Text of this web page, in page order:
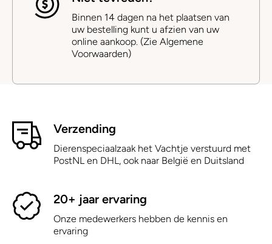
Binnen 14 dagen na het plaatsen van
uw bestelling kunt u afzien van uw
online aankoop. (Zie Algemene
Voorwaarden)
Verzending
Dierenspeciaalzaak het Vachtje verstuurd met
PostNL en DHL, ook naar België en Duitsland
20+ jaar ervaring
Onze medewerkers hebben de kennis en
ervaring